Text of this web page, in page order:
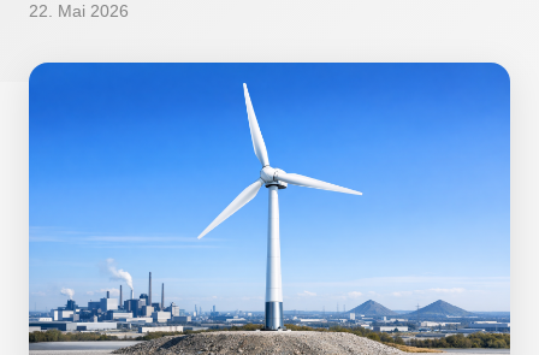
22. Mai 2026